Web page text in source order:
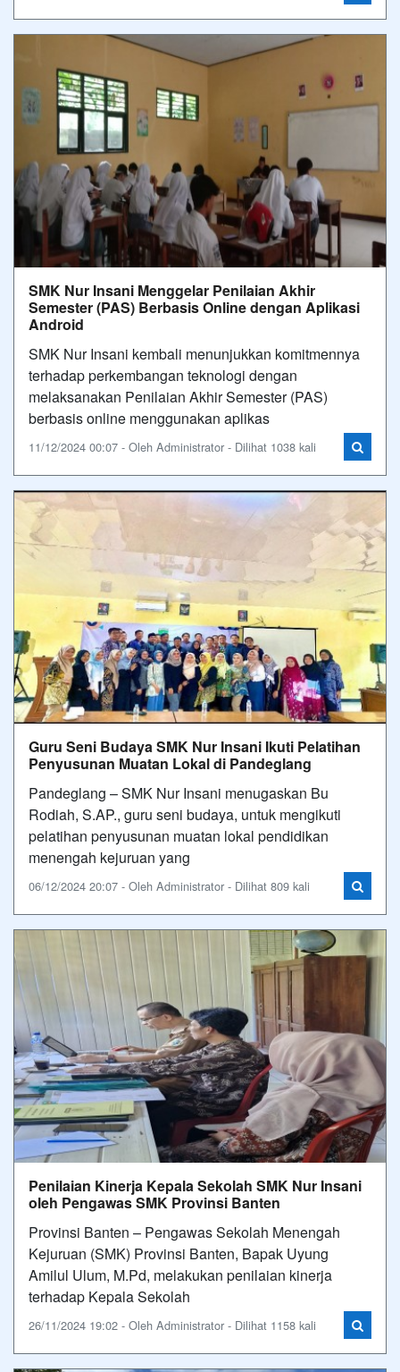
SMK Nur Insani Menggelar Penilaian Akhir
Semester (PAS) Berbasis Online dengan Aplikasi
Android
SMK Nur Insani kembali menunjukkan komitmennya
terhadap perkembangan teknologi dengan
melaksanakan Penilaian Akhir Semester (PAS)
berbasis online menggunakan aplikas
11/12/2024 00:07 - Oleh Administrator - Dilihat 1038 kali
Guru Seni Budaya SMK Nur Insani Ikuti Pelatihan
Penyusunan Muatan Lokal di Pandeglang
Pandeglang – SMK Nur Insani menugaskan Bu
Rodiah, S.AP., guru seni budaya, untuk mengikuti
pelatihan penyusunan muatan lokal pendidikan
menengah kejuruan yang
06/12/2024 20:07 - Oleh Administrator - Dilihat 809 kali
Penilaian Kinerja Kepala Sekolah SMK Nur Insani
oleh Pengawas SMK Provinsi Banten
Provinsi Banten – Pengawas Sekolah Menengah
Kejuruan (SMK) Provinsi Banten, Bapak Uyung
Amilul Ulum, M.Pd, melakukan penilaian kinerja
terhadap Kepala Sekolah
26/11/2024 19:02 - Oleh Administrator - Dilihat 1158 kali